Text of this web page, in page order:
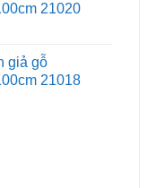
21020
giả gỗ
21018